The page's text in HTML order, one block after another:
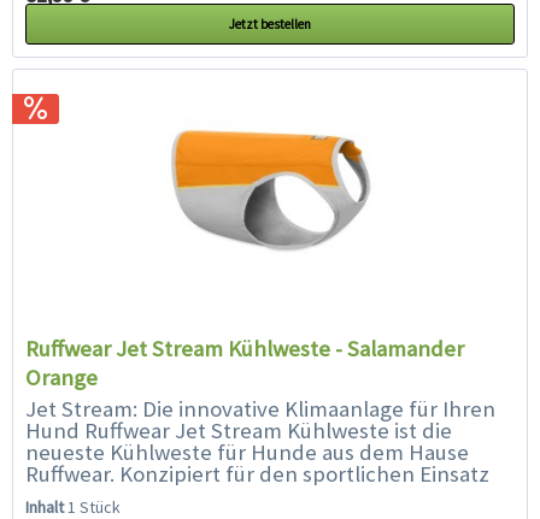
Jetzt bestellen
Ruffwear Jet Stream Kühlweste - Salamander
Orange
Jet Stream: Die innovative Klimaanlage für Ihren
Hund Ruffwear Jet Stream Kühlweste ist die
neueste Kühlweste für Hunde aus dem Hause
Ruffwear. Konzipiert für den sportlichen Einsatz
mit einem optimierten Mix...
Inhalt1 Stück